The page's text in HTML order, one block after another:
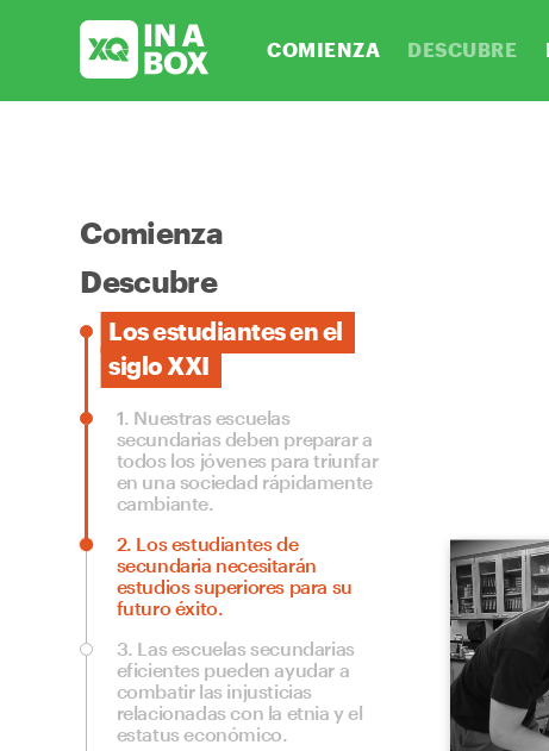
COMIENZA DESCUBRE
Comienza
Descubre
Los estudiantes en el
siglo XXI
1. Nuestras escuelas
secundarias deben preparar a
todos los jóvenes para triunfar
en una sociedad rápidamente
cambiante.
2.
Los estudiantes de
secundaria necesitarán
estudios superiores para su
futuro éxito.
3.
Las escuelas secundarias
eficientes pueden ayudar a
combatir las injusticias
relacionadas con la etnia y el
estatus económico.